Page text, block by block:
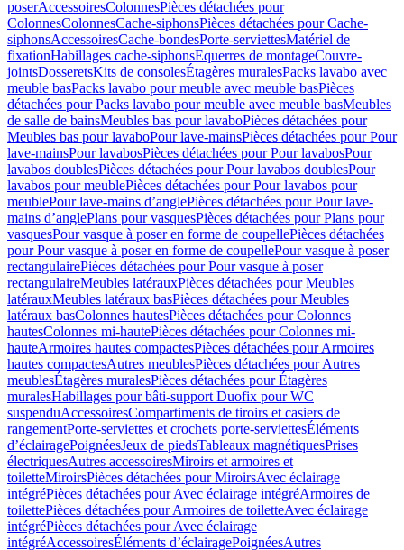
poserAccessoiresColonnesPièces détachées pour
ColonnesColonnesCache-siphonsPièces détachées pour Cache-
siphonsAccessoiresCache-bondesPorte-serviettesMatériel de
fixationHabillages cache-siphonsEquerres de montageCouvre-
jointsDosseretsKits de consolesÉtagères muralesPacks lavabo avec
meuble basPacks lavabo pour meuble avec meuble basPièces
détachées pour Packs lavabo pour meuble avec meuble basMeubles
de salle de bainsMeubles bas pour lavaboPièces détachées pour
Meubles bas pour lavaboPour lave-mainsPièces détachées pour Pour
lave-mainsPour lavabosPièces détachées pour Pour lavabosPour
lavabos doublesPièces détachées pour Pour lavabos doublesPour
lavabos pour meublePièces détachées pour Pour lavabos pour
meublePour lave-mains d’anglePièces détachées pour Pour lave-
mains d’anglePlans pour vasquesPièces détachées pour Plans pour
vasquesPour vasque à poser en forme de coupellePièces détachées
pour Pour vasque à poser en forme de coupellePour vasque à poser
rectangulairePièces détachées pour Pour vasque à poser
rectangulaireMeubles latérauxPièces détachées pour Meubles
latérauxMeubles latéraux basPièces détachées pour Meubles
latéraux basColonnes hautesPièces détachées pour Colonnes
hautesColonnes mi-hautePièces détachées pour Colonnes mi-
hauteArmoires hautes compactesPièces détachées pour Armoires
hautes compactesAutres meublesPièces détachées pour Autres
meublesÉtagères muralesPièces détachées pour Étagères
muralesHabillages pour bâti-support Duofix pour WC
suspenduAccessoiresCompartiments de tiroirs et casiers de
rangementPorte-serviettes et crochets porte-serviettesÉléments
d’éclairagePoignéesJeux de piedsTableaux magnétiquesPrises
électriquesAutres accessoiresMiroirs et armoires et
toiletteMiroirsPièces détachées pour MiroirsAvec éclairage
intégréPièces détachées pour Avec éclairage intégréArmoires de
toilettePièces détachées pour Armoires de toiletteAvec éclairage
intégréPièces détachées pour Avec éclairage
intégréAccessoiresÉléments d’éclairagePoignéesAutres